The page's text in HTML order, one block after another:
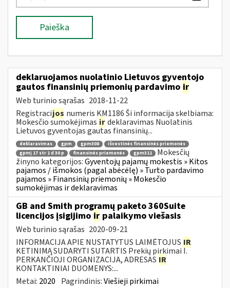
Paieška
deklaruojamos nuolatinio Lietuvos gyventojo
gautos finansinių priemonių pardavimo ir
Web turinio sąrašas 2018-11-22
Registracijos numeris KM1186 Ši informacija skelbiama:
Mokesčio sumokėjimas irdeklaravimas Nuolatinis
Lietuvos gyventojas gautas finansinių...
deklaravimas gpm gpm308
išvestinės finansinės priemonės
gpmį 17 str 1 d 30 p
finansinės priemonės gpm311
Mokesčių
žinyno kategorijos:Gyventojų pajamų mokestis » Kitos
pajamos / išmokos (pagal abėcėlę) » Turto pardavimo
pajamos » Finansinių priemonių » Mokesčio
sumokėjimas ir deklaravimas
GB and Smith programų paketo 360Suite
licencijos įsigijimo ir palaikymo viešasis
Web turinio sąrašas 2020-09-21
INFORMACIJA APIE NUSTATYTUS LAIMĖTOJUS IR
KETINIMĄ SUDARYTI SUTARTIS Prekių pirkimai I.
PERKANČIOJI ORGANIZACIJA, ADRESAS IR
KONTAKTINIAI DUOMENYS:...
Metai: 2020 Pagrindinis:Viešieji pirkimai